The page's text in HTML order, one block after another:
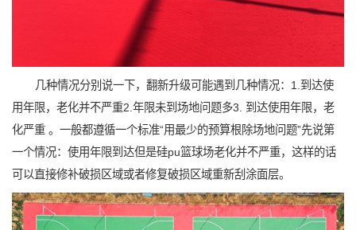
几种情况分别说一下，翻新升级可能遇到几种情况：1.到达使
用年限，老化并不严重2.年限未到场地问题多3. 到达使用年限，老
化严重 。一般都遵循一个标准“用最少的预算根除场地问题”先说第
一个情况：使用年限到达但是硅pu篮球场老化并不严重，这样的话
可以直接修补破损区域或者修复破损区域重新刮涂面层。